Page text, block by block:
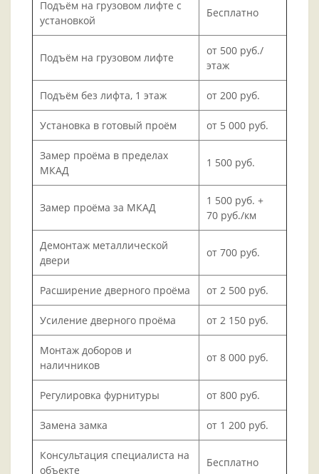
Подъём на грузовом лифте с
установкой
Бесплатно
Подъём на грузовом лифте
от 500 руб./
этаж
Подъём без лифта, 1 этаж от 200 руб.
Установка в готовый проём от 5 000 руб.
Замер проёма в пределах
МКАД
1 500 руб.
Замер проёма за МКАД
1 500 руб. +
70 руб./км
Демонтаж металлической
двери
от 700 руб.
Расширение дверного проёма от 2 500 руб.
Усиление дверного проёма от 2 150 руб.
Монтаж доборов и
наличников
от 8 000 руб.
Регулировка фурнитуры от 800 руб.
Замена замка от 1 200 руб.
Консультация специалиста на
объекте
Бесплатно